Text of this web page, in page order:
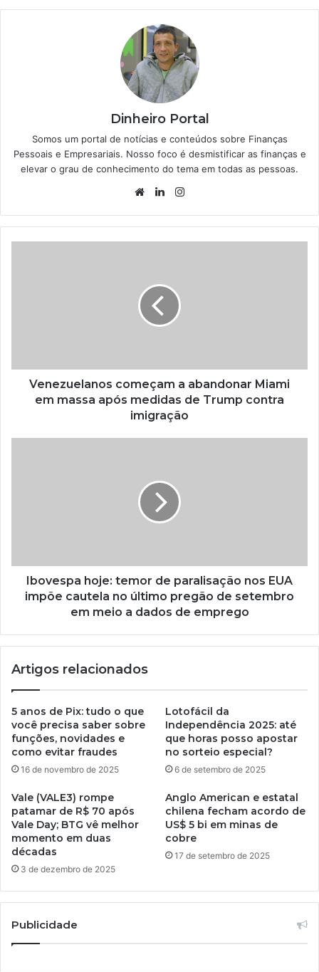
Dinheiro Portal
Somos um portal de notícias e conteúdos sobre Finanças
Pessoais e Empresariais. Nosso foco é desmistificar as finanças e
elevar o grau de conhecimento do tema em todas as pessoas.
WebsiteLinkedin
Venezuelanos começam a abandonar Miami
em massa após medidas de Trump contra
imigração
Ibovespa hoje: temor de paralisação nos EUA
impõe cautela no último pregão de setembro
em meio a dados de emprego
Artigos relacionados
5 anos de Pix: tudo o que
você precisa saber sobre
funções, novidades e
como evitar fraudes
16 de novembro de 2025
Lotofácil da
Independência 2025: até
que horas posso apostar
no sorteio especial?
6 de setembro de 2025
Vale (VALE3) rompe
patamar de R$ 70 após
Vale Day; BTG vê melhor
momento em duas
décadas
3 de dezembro de 2025
Anglo American e estatal
chilena fecham acordo de
US$ 5 bi em minas de
cobre
17 de setembro de 2025
Publicidade